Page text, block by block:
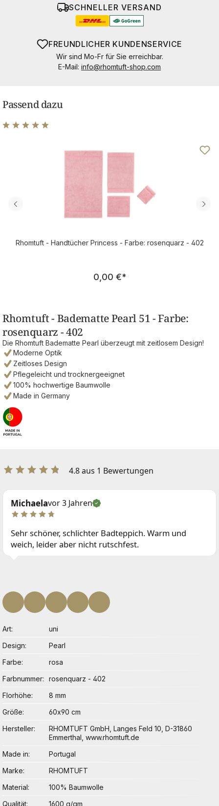
SCHNELLER VERSAND
FREUNDLICHER KUNDENSERVICE
Wir sind Mo-Fr für Sie erreichbar.
E-Mail: info@rhomtuft-shop.com
Passend dazu
Rhomtuft - Handtücher Princess - Farbe: rosenquarz - 402
Regulärer Preis:
0,00 €*
Rhomtuft - Badematte Pearl 51 - Farbe:
rosenquarz - 402
Die Rhomtuft Badematte Pearl überzeugt mit zeitlosem Design!
Moderne Optik
Zeitloses Design
Pflegeleicht und trocknergeeignet
100% hochwertige Baumwolle
Made in Germany
4.8 aus 1 Bewertungen
Michaelavor 3 Jahren
Sehr schöner, schlichter Badteppich. Warm und
weich, leider aber nicht rutschfest.
Art
uni
Design
Pearl
Farbe
rosa
Farbnummer
rosenquarz - 402
Florhöhe
8 mm
Größe
60x90 cm
Hersteller
RHOMTUFT GmbH, Langes Feld 10, D-31860
Emmerthal, www.rhomtuft.de
Made in
Portugal
Marke
RHOMTUFT
Material
100% Baumwolle
Qualität
1600 g/qm